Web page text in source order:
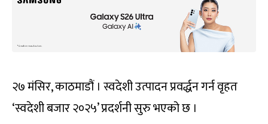
२७ मंसिर, काठमाडौं । स्वदेशी उत्पादन प्रवर्द्धन गर्न वृहत
‘स्वदेशी बजार २०२५’ प्रदर्शनी सुरु भएको छ ।